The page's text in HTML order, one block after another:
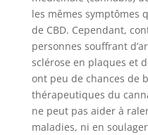
les mêmes symptômes
de CBD. Cependant,
personnes souffrant
sclérose en plaques et
ont peu de chances de
thérapeutiques du
ne peut pas aider à
maladies, ni en